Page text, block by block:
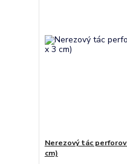
Nerezový tác
cm)